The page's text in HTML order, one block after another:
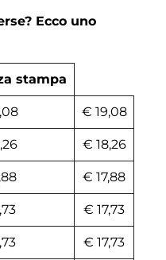
Ecco uno
stampa
€ 19,08
€ 18,26
€ 17,88
€ 17,73
€ 17,73